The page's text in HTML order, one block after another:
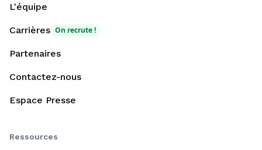
L'équipe
Carrières On recrute !
Partenaires
Contactez-nous
Espace Presse
Ressources